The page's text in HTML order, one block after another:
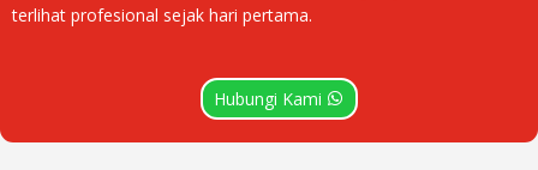
terlihat profesional sejak hari pertama.
Hubungi Kami